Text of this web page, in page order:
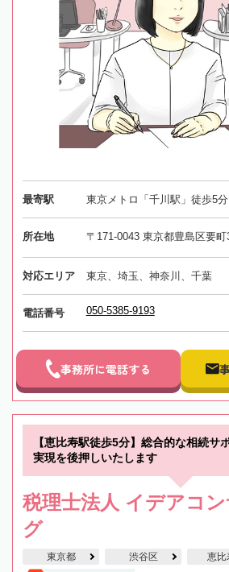
最寄駅 東京メトロ「千川駅」徒歩5分
所在地 〒171-0043 東京都豊島区要町
対応エリア 東京、埼玉、神奈川、千葉
電話番号 050-5385-9193
事務所に電話する
【恵比寿駅徒歩5分】総合的な相続サ
実現を後押しいたします
税理士法人 イデアコ
グ
東京都 渋谷区 恵比